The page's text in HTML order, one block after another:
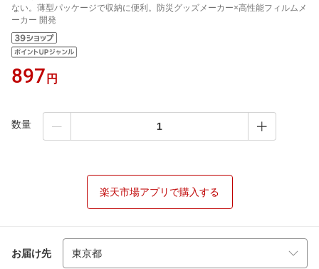
ない。薄型パッケージで収納に便利。防災グッズメーカー×高性能フィルムメ
ーカー 開発
897 円
数量
楽天市場アプリで購入する
お届け先